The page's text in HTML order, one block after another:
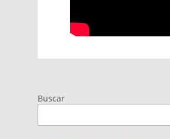
Buscar